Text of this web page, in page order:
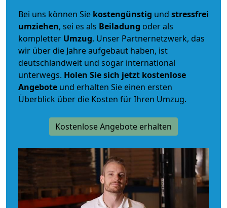
Bei uns können Sie kostengünstig und stressfrei
umziehen, sei es als Beiladung oder als
kompletter Umzug. Unser Partnernetzwerk, das
wir über die Jahre aufgebaut haben, ist
deutschlandweit und sogar international
unterwegs. Holen Sie sich jetzt kostenlose
Angebote und erhalten Sie einen ersten
Überblick über die Kosten für Ihren Umzug.
Kostenlose Angebote erhalten